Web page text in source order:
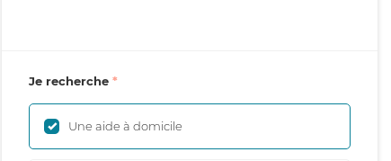
Je recherche
Une aide à domicile